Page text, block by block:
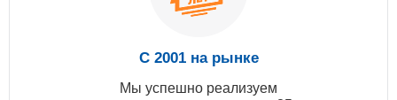
С 2001 на рынке
Мы успешно реализуем